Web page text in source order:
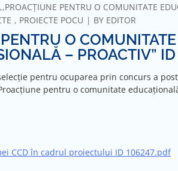
PENTRU O COMUNITATE
, PROIECTE POCU BY EDITOR
O COMUNITATE
– PROACTIV”
pentru ocuparea prin concurs a
pentru o comunitate
CCD în cadrul proiectului ID 106247.pdf